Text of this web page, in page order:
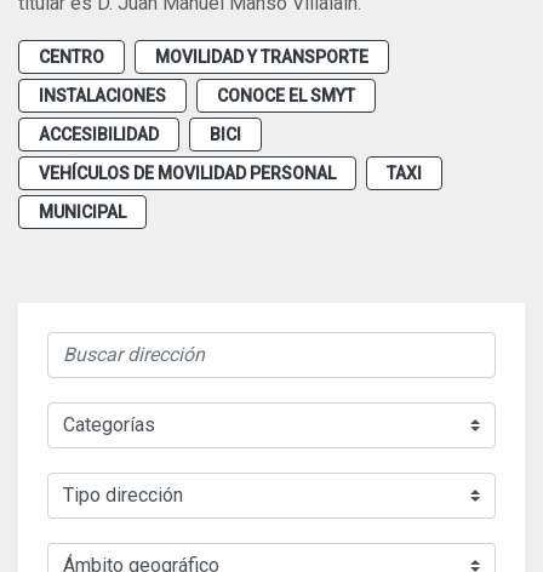
CENTRO
MOVILIDAD Y TRANSPORTE
INSTALACIONES
CONOCE EL SMYT
ACCESIBILIDAD
BICI
VEHÍCULOS DE MOVILIDAD PERSONAL
TAXI
MUNICIPAL